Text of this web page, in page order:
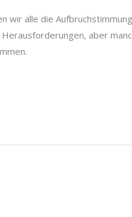
wir alle die
aber